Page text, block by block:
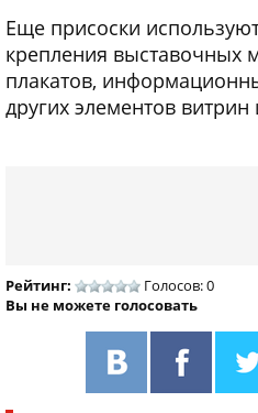
Еще присоски
крепления выставочных
плакатов,
других элементов витрин
Рейтинг:
Голосов: 0
Вы не можете голосовать